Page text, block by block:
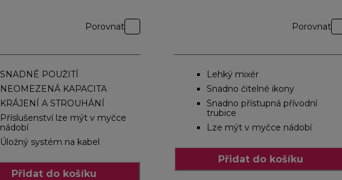
Porovnat
SNADNÉ POUŽITÍ
NEOMEZENÁ KAPACITA
KRÁJENÍ A STROUHÁNÍ
Příslušenství lze mýt v myčce
nádobí
Úložný systém na kabel
Přidat do košíku
Porovnat
Lehký mixér
Snadno čitelné ikony
Snadno přístupná přívodní
trubice
Lze mýt v myčce nádobí
Přidat do košíku